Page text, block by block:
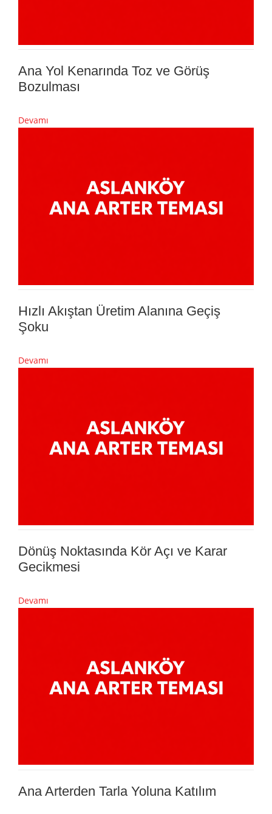
Ana Yol Kenarında Toz ve Görüş
Bozulması
Devamı
Hızlı Akıştan Üretim Alanına Geçiş
Şoku
Devamı
Dönüş Noktasında Kör Açı ve Karar
Gecikmesi
Devamı
Ana Arterden Tarla Yoluna Katılım